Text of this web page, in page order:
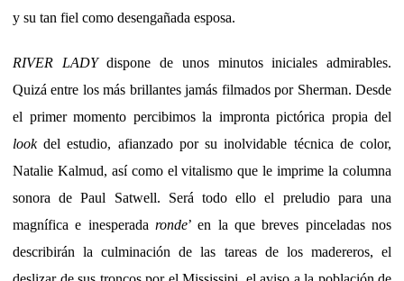
y su tan fiel como desengañada esposa.
RIVER LADYdispone de unos minutos iniciales admirables.
Quizá entre los más brillantes jamás filmados por Sherman. Desde
el primer momento percibimos la impronta pictórica propia del
lookdel estudio, afianzado por su inolvidable técnica de color,
Natalie Kalmud, así como el vitalismo que le imprime la columna
sonora de Paul Satwell. Será todo ello el preludio para una
magnífica e inesperada ronde’ en la que breves pinceladas nos
describirán la culminación de las tareas de los madereros, el